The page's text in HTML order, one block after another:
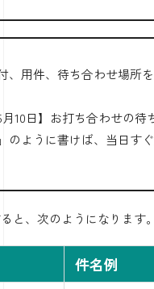
、用件、待ち合わせ場所
10日】お打ち合わせの待
のように書けば、当日す
と、次のようになります。
件名例